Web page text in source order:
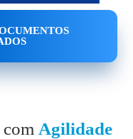
Agilidade